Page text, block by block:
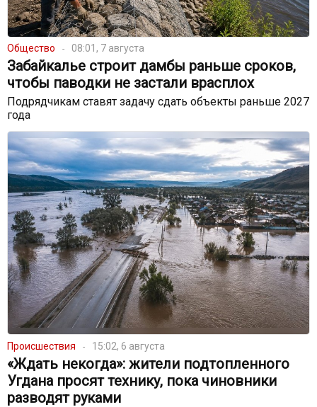
Общество 08:01, 7 августа
Забайкалье строит дамбы раньше сроков,
чтобы паводки не застали врасплох
Подрядчикам ставят задачу сдать объекты раньше 2027
года
Происшествия 15:02, 6 августа
«Ждать некогда»: жители подтопленного
Угдана просят технику, пока чиновники
разводят руками